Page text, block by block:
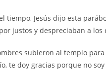
tiempo, Jesús dijo esta
justos y despreciaban a los
subieron al templo
te doy gracias porque no